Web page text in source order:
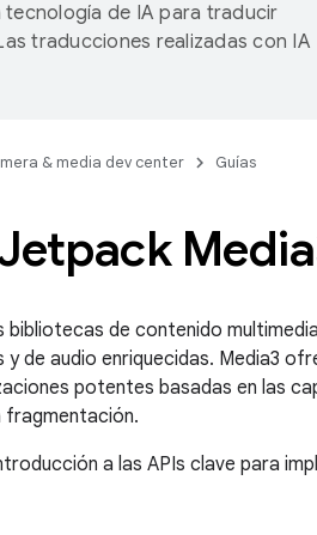
tecnología de IA para traducir
traducciones realizadas con IA
& media dev center Guías
bibliotecas de contenido
de audio enriquecidas. Media3
potentes basadas en las
fragmentación.
a las APIs clave para